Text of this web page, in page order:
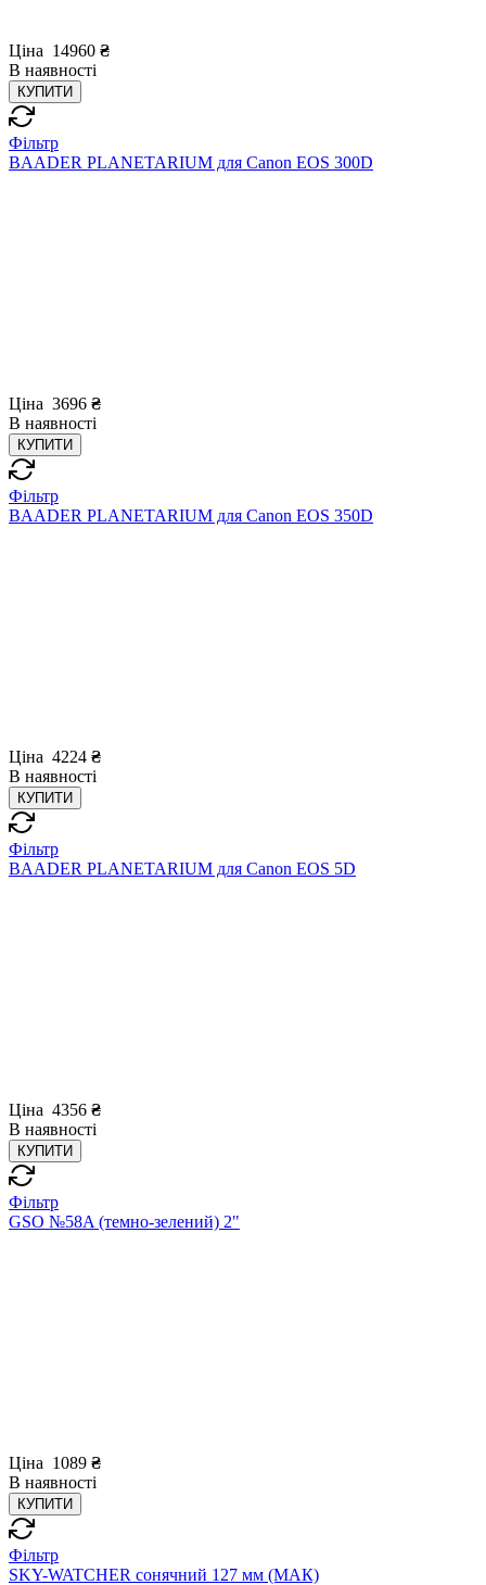
Ціна 14960 ₴
В наявності
КУПИТИ
Фільтр
BAADER PLANETARIUM для Canon EOS 300D
Ціна 3696 ₴
В наявності
КУПИТИ
Фільтр
BAADER PLANETARIUM для Canon EOS 350D
Ціна 4224 ₴
В наявності
КУПИТИ
Фільтр
BAADER PLANETARIUM для Canon EOS 5D
Ціна 4356 ₴
В наявності
КУПИТИ
Фільтр
GSO №58A (темно-зелений) 2"
Ціна 1089 ₴
В наявності
КУПИТИ
Фільтр
SKY-WATCHER сонячний 127 мм (МАК)